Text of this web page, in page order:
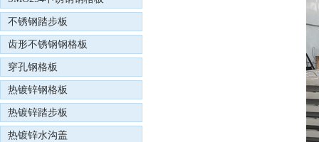
不锈钢踏步板
齿形不锈钢钢格板
穿孔钢格板
热镀锌钢格板
热镀锌踏步板
热镀锌水沟盖